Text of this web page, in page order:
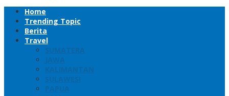
Home
Trending Topic
Berita
Travel
SUMATERA
JAWA
KALIMANTAN
SULAWESI
PAPUA